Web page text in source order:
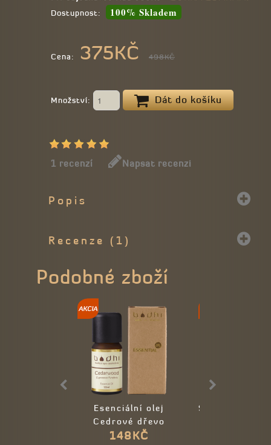
Dostupnost: 100% Skladem
Cena: 375KČ 498KČ
Množství: Dát do košíku
1 recenzí Napsat recenzi
Popis
Recenze (1)
Podobné zboží
Esenciální olej
Cedrové dřevo
148KČ
Sójová svíčka